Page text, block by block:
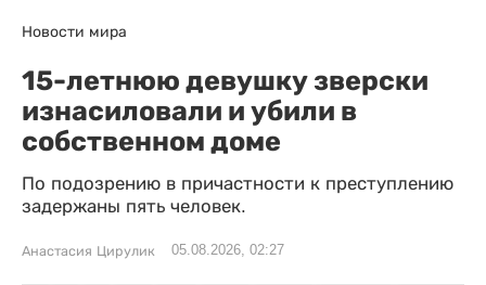
Новости мира
15-летнюю девушку зверски
изнасиловали и убили в
собственном доме
По подозрению в причастности к преступлению
задержаны пять человек.
Анастасия Цирулик 05.08.2026, 02:27